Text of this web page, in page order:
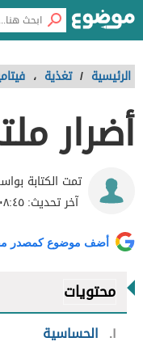
الرئيسية / تغذية ،
أضرار
تمت الكتابة
آخر تحديث:٠٨:٤٥ ، ٤ مارس ٢٠١٩
أضف موضوع كمصدر
محتويات
١
الحساسية